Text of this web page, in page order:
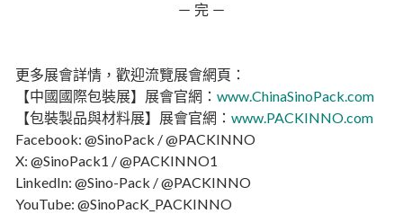
－ 完 －
更多展會詳情，歡迎流覽展會網頁：
【中國國際包裝展】展會官網： www.ChinaSinoPack.com
【包裝製品與材料展】展會官網： www.PACKINNO.com
Facebook: @SinoPack / @PACKINNO
X: @SinoPack1 / @PACKINNO1
LinkedIn: @Sino-Pack / @PACKINNO
YouTube: @SinoPacK_PACKINNO